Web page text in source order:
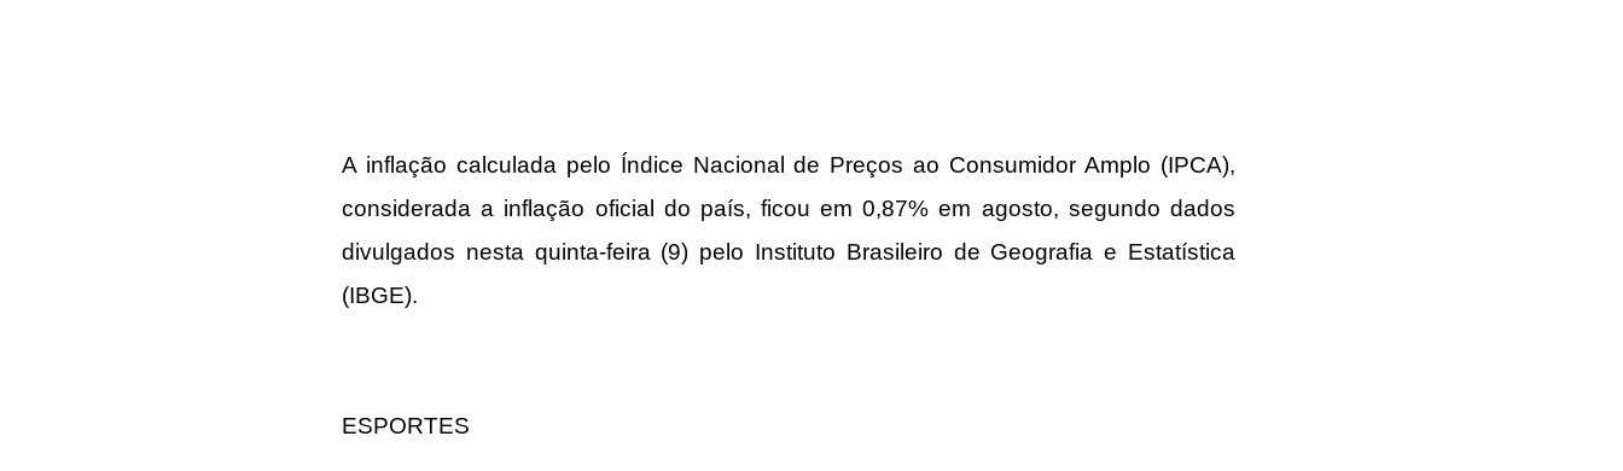
A inflação calculada pelo Índice Nacional de Preços ao Consumidor Amplo (IPCA),
considerada a inflação oficial do país, ficou em 0,87% em agosto, segundo dados
divulgados nesta quinta-feira (9) pelo Instituto Brasileiro de Geografia e Estatística
(IBGE).
ESPORTES